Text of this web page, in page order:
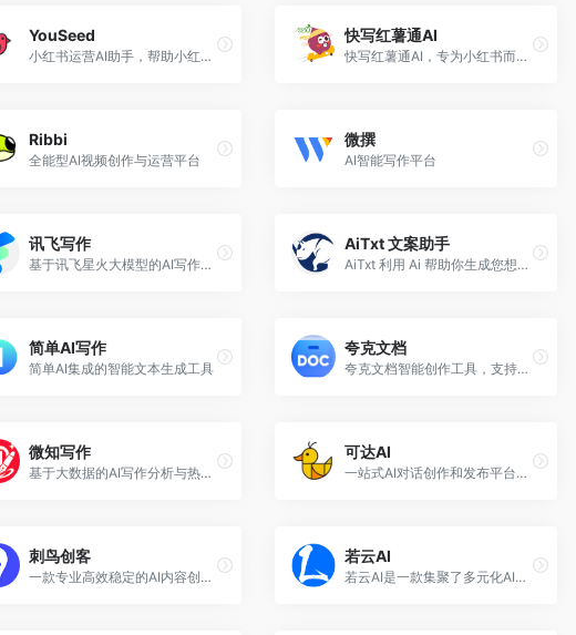
YouSeed
小红书运营AI助手，帮助小红书 KOL、博主、品牌商家更好地经营小红书。
快写红薯通AI
快写红薯通AI，专为小红书而生的AI写作工具
Ribbi
全能型AI视频创作与运营平台
微撰
AI智能写作平台
讯飞写作
基于讯飞星火大模型的AI写作工具，可以快速生成新闻稿件、品宣文案、工作总结、心得体会等各种文文稿
AiTxt 文案助手
AiTxt 利用 Ai 帮助你生成您想要的一切文案，提升你的工作效率。
简单AI写作
简单AI集成的智能文本生成工具
夸克文档
夸克文档智能创作工具，支持AI写作/AIPPT/AI简历/AI搜索等
微知写作
基于大数据的AI写作分析与热点洞察平台
可达AI
一站式AI对话创作和发布平台，覆盖人设设定、热点选题、AI 写稿、智能配图、一键发布与定时自动发布全流程
刺鸟创客
一款专业高效稳定的AI内容创作平台
若云AI
若云AI是一款集聚了多元化AI应用于一身的AI助手，可以助您创意无限、创作高效，提供多样素材与建议。一个可以为您提供智能创作和绘画功能的全新工具